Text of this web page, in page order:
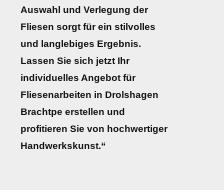
Auswahl und Verlegung der
Fliesen sorgt für ein stilvolles
und langlebiges Ergebnis.
Lassen Sie sich jetzt Ihr
individuelles Angebot für
Fliesenarbeiten in Drolshagen
Brachtpe erstellen und
profitieren Sie von hochwertiger
Handwerkskunst.“